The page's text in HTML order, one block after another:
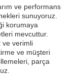
ve performans
sunuyoruz.
korumaya
mevcuttur.
ve verimli
ve müşteri
parça